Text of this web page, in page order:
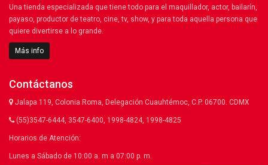
Una tienda especializada que tiene todo para el maquillador, actor, bailarín,
payaso, productor de teatro, cine, tv, show, y para toda aquella persona que
quiere divertirse a lo grande.
Más info
Contáctanos
Jalapa 119, Colonia Roma, Delegación Cuauhtémoc, C.P. 06700. CDMX
(55)3547-6444, 3547-6400, 1998-4824, 1998-4825
Horarios de Atención:
Lunes a Sábado de 10:00 a. m a 07:00 p. m.